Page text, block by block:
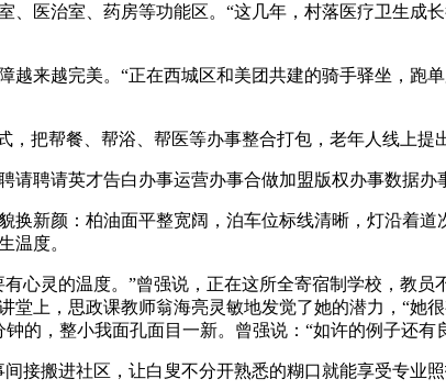
医治室、药房等功能区。“这几年，村落医疗卫生成
来越完美。“正在西城区和美团共建的骑手驿坐，跑
把帮餐、帮浴、帮医等办事整合打包，老年人线上提
聘请英才告白办事运营办事合做加盟版权办事数据办
新颜：柏油面平整宽阔，泊车位标线清晰，灯沿着道
温度。
灵的温度。”曾强说，正在这所全寄宿制学校，教员
堂上，思政课教师翁海亮灵敏地发觉了她的潜力，“
的，整小我面孔面目一新。曾强说：“如许的例子还有
搬进社区，让白叟不分开熟悉的糊口就能享受专业